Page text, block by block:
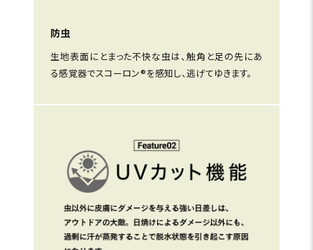
防虫
生地表面にとまった不快な虫は、触角と足の先にあ
る感覚器でスコーロン®を感知し、逃げてゆきます。